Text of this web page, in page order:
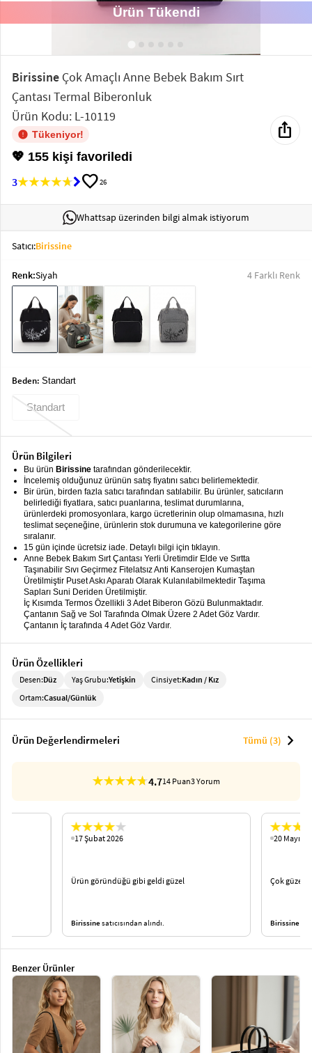
Tunik
Sweatshirt
Ev
Giyimkeyboard_arrow_down
Takımlarkeyboard_arrow_down
Elbise
Alt
keyboard_arrow_down
Giyim
Tesettür
Giyim
keyboard_arrow_down
Büyük
Bedenkeyboard_arrow_down
Giyimkeyboard_arrow_down
Ürün Tükendi
Birissine Çok Amaçlı Anne Bebek Bakım Sırt
Çantası Termal Biberonluk
Ürün Kodu: L-10119
Tükeniyor!
💖 155 kişi favoriledi
3
favorite26
ios_share
Whattsap üzerinden bilgi almak istiyorum
Satıcı:Birissine
Renk:Siyah 4 Farklı Renk
Beden: Standart
Standart
Ürün Bilgileri
Bu ürün Birissine tarafından gönderilecektir.
İncelemiş olduğunuz ürünün satış fiyatını satıcı belirlemektedir.
Bir ürün, birden fazla satıcı tarafından satılabilir. Bu ürünler, satıcıların
belirlediği fiyatlara, satıcı puanlarına, teslimat durumlarına,
ürünlerdeki promosyonlara, kargo ücretlerinin olup olmamasına, hızlı
teslimat seçeneğine, ürünlerin stok durumuna ve kategorilerine göre
sıralanır.
15 gün içinde ücretsiz iade. Detaylı bilgi için tıklayın.
Anne Bebek Bakım Sırt Çantası Yerli Üretimdir Elde ve Sırtta
Taşınabilir Sıvı Geçirmez Fitelatsız Anti Kanserojen Kumaştan
Üretilmiştir Puset Askı Aparatı Olarak Kulanılabilmektedir Taşıma
Sapları Suni Deriden Üretilmiştir.
İç Kısımda Termos Özellikli 3 Adet Biberon Gözü Bulunmaktadır.
Çantanın Sağ ve Sol Tarafında Olmak Üzere 2 Adet Göz Vardır.
Çantanın İç tarafında 4 Adet Göz Vardır.
Ürün Özellikleri
Desen:Düz Yaş Grubu:Yetişkin Cinsiyet:Kadın / Kız
Ortam:Casual/Günlük
Ürün Değerlendirmeleri Tümü (3) chevron_right
4.714 Puan3 Yorum
17 Şubat 2026
Ürün göründüğü gibi geldi güzel
Birissinesatıcısından alındı.
20 Mayıs
Çok güzel
Birissine
Benzer Ürünler